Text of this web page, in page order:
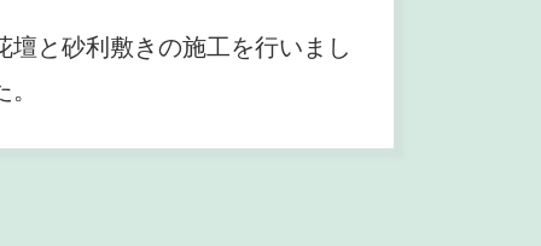
壇と砂利敷きの施工を行いまし